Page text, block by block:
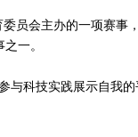
会主办的一项赛事
一。
科技实践展示自我的